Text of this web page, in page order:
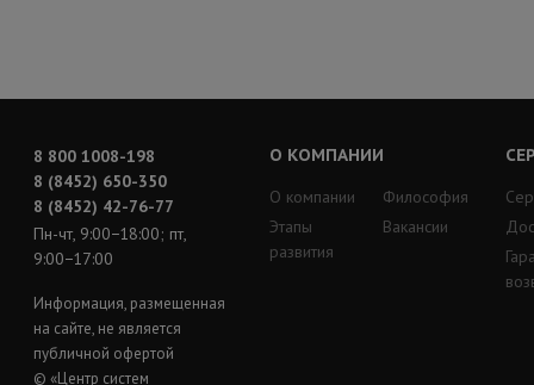
8 800 1008-198
8 (8452) 650-350
8 (8452) 42-76-77
Пн-чт, 9:00−18:00; пт,
9:00−17:00
Информация, размещенная
на сайте, не является
публичной офертой
© «Центр систем
О КОМПАНИИ
О компании
Этапы
развития
Философия
Вакансии